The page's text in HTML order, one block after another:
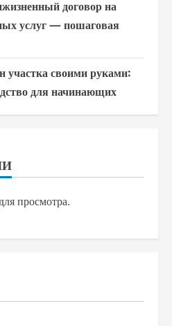
договор на
услуг — пошаговая
участка своими руками:
для начинающих
просмотра.